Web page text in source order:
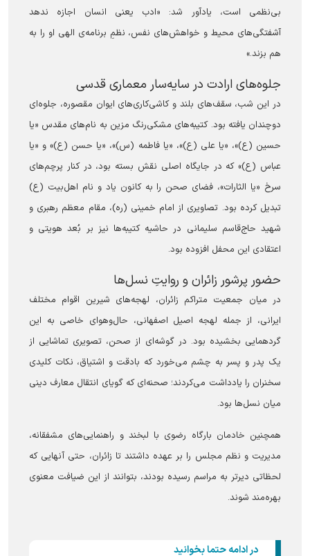
بی‌نظمی است، یادآور شد: «ادب یعنی انسان اجازه ندهد
آشفتگی‌های محیط و خواهش‌های نفس، نظمِ برنامه‌ی الهی او را به
هم بزند.»
جلوه‌های ارادت در سایه‌سار معماری قدسی
در این شب، سقف‌های بلند و کاشی‌کاری‌های ایوان مقصوره، جلوه‌ای
دوچندان یافته بود. کتیبه‌های مشکی‌رنگ مزین به نام‌های مقدس «یا
حسین (ع)»، «یا علی (ع)»، «یا فاطمه (س)»، «یا حسن (ع)» و «یا
عباس (ع)» که در جایگاه اصلی نقش بسته بود، در کنار پرچم‌های
سرخ «یا الثارات»، فضای صحن را به کانون یاد و نام اهل‌بیت (ع)
تبدیل کرده بود. تصاویری از امام خمینی (ره)، مقام معظم رهبری و
شهید حاج‌قاسم سلیمانی در حاشیه کتیبه‌ها نیز بر بُعد هویتی و
اعتقادی این محفل افزوده بود.
حضور پرشور زائران و روایتِ نسل‌ها
در میان جمعیت متراکم زائران، لهجه‌های شیرین اقوام مختلف
ایرانی، از جمله لهجه اصیل اصفهانی، حال‌وهوای خاصی به این
گردهمایی بخشیده بود. در گوشه‌ای از صحن، تصویری تماشایی از
یک پدر و پسر به چشم می‌خورد که بادقت و اشتیاق، نکات کلیدی
سخنران را یادداشت می‌کردند؛ صحنه‌ای که گویای انتقال معارف دینی
میان نسل‌ها بود.
همچنین خادمان بارگاه رضوی با لبخند و راهنمایی‌های مشفقانه،
مدیریت و نظم مجلس را بر عهده داشتند تا زائران، حتی آنهایی که
لحظاتی دیرتر به مراسم رسیده بودند، بتوانند از این ضیافت معنوی
بهره‌مند شوند.
در ادامه حتما بخوانید